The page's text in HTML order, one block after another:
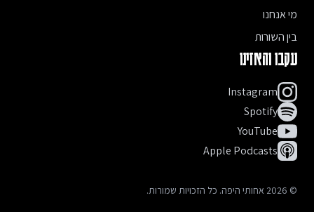
מי אנחנו
בין השורות
עקבו והאזינו
Instagram
Spotify
YouTube
Apple Podcasts
©
2026 אחותי היפה. כל הזכויות שמורות.